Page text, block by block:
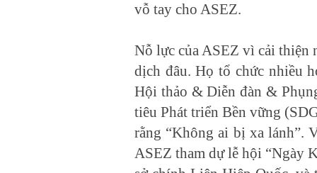
vỗ tay cho ASEZ.
Nỗ lực của ASEZ vì cải thiện
dịch đâu. Họ tổ chức nhiều
Hội thảo & Diễn đàn &
tiêu Phát triển Bền vững
rằng “Không ai bị xa lánh”.
ASEZ tham dự lễ hội “Ngày